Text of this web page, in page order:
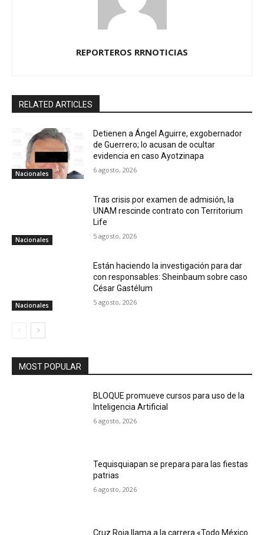
REPORTEROS RRNOTICIAS
RELATED ARTICLES
Nacionales
Detienen a Ángel Aguirre, exgobernador
de Guerrero; lo acusan de ocultar
evidencia en caso Ayotzinapa
6 agosto, 2026
Nacionales
Tras crisis por examen de admisión, la
UNAM rescinde contrato con Territorium
Life
5 agosto, 2026
Nacionales
Están haciendo la investigación para dar
con responsables: Sheinbaum sobre caso
César Gastélum
5 agosto, 2026
MOST POPULAR
BLOQUE promueve cursos para uso de la
Inteligencia Artificial
6 agosto, 2026
Tequisquiapan se prepara para las fiestas
patrias
6 agosto, 2026
Cruz Roja llama a la carrera «Todo México